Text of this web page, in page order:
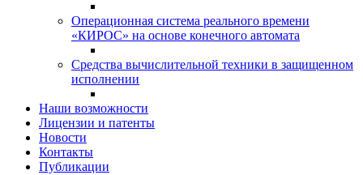
Операционная система реального времени
«КИРОС» на основе конечного автомата
Средства вычислительной техники в защищенном
исполнении
Наши возможности
Лицензии и патенты
Новости
Контакты
Публикации